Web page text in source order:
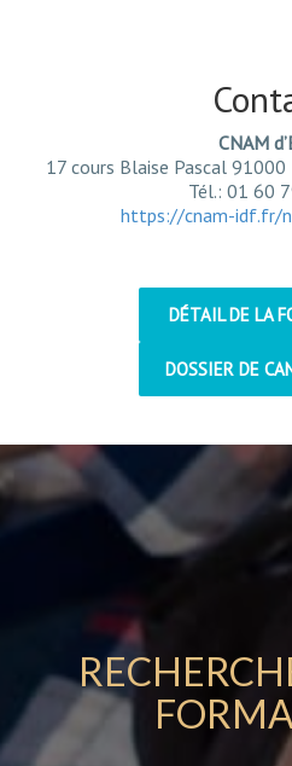
CNAM
17 cours Blaise Pascal 91000
Tél.: 01 60
https://cnam-idf.fr/
DÉTAIL DE LA
DOSSIER DE